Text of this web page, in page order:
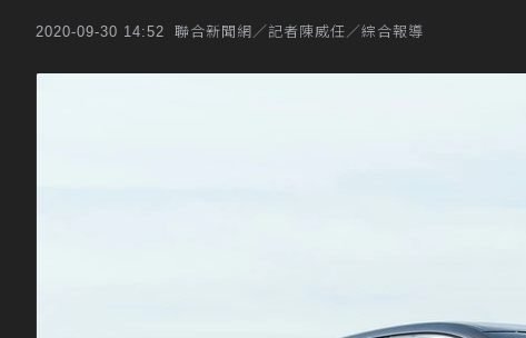
2020-09-30 14:52 聯合新聞網／記者陳威任／綜合報導